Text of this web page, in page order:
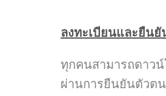
ลงทะเบียนและยืน
ทุกคนสามารถดาว
ผ่านการยืนยันตัวต